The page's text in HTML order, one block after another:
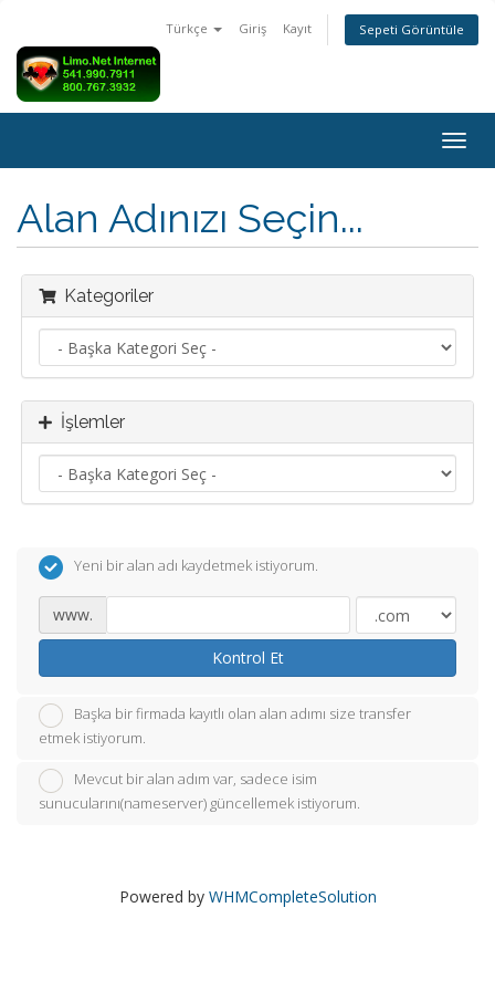
Türkçe Giriş Kayıt Sepeti Görüntüle
Alan Adınızı Seçin...
Kategoriler
İşlemler
Yeni bir alan adı kaydetmek istiyorum.
www.
Kontrol Et
Başka bir firmada kayıtlı olan alan adımı size transfer
etmek istiyorum.
Mevcut bir alan adım var, sadece isim
sunucularını(nameserver) güncellemek istiyorum.
Powered by WHMCompleteSolution